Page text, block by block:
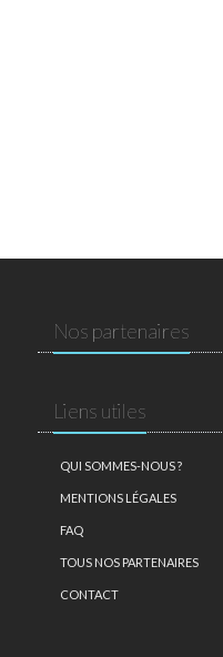
Nos partenaires
Liens utiles
QUI SOMMES-NOUS ?
MENTIONS LÉGALES
FAQ
TOUS NOS PARTENAIRES
CONTACT